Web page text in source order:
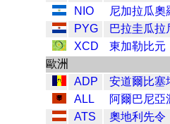
NIO
尼加拉瓜奧
PYG
巴拉圭瓜拉
XCD
東加勒比元
歐洲
ADP
安道爾比塞
ALL
阿爾巴尼亞
ATS
奧地利先令